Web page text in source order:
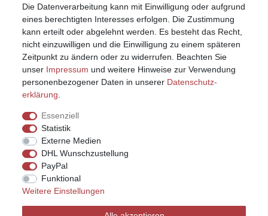
Die Datenverarbeitung kann mit Einwilligung oder aufgrund
eines berechtigten Interesses erfolgen. Die Zustimmung
kann erteilt oder abgelehnt werden. Es besteht das Recht,
nicht einzuwilligen und die Einwilligung zu einem späteren
Zeitpunkt zu ändern oder zu widerrufen. Beachten Sie
unser Impressum und weitere Hinweise zur Verwendung
personenbezogener Daten in unserer Daten­schutz­
erklärung
Essenziell
Statistik
Externe Medien
DHL Wunschzustellung
PayPal
Funktional
Weitere Einstellungen